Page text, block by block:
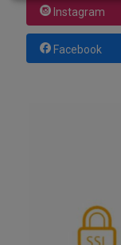
Instagram
Facebook